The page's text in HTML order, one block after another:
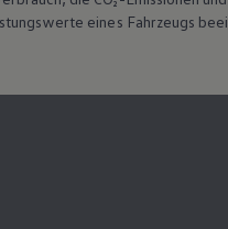
Elektromobilität
eines Fahrzeugs